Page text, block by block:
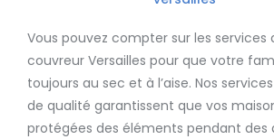
Vous pouvez compter sur les services
couvreur Versailles pour que votre
toujours au sec et à l’aise. Nos
de qualité garantissent que vos
protégées des éléments pendant des